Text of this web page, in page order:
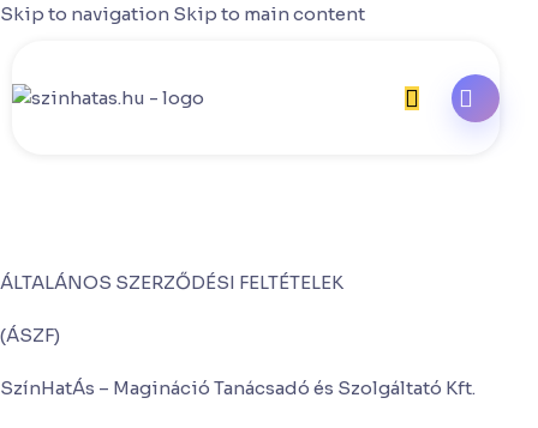
Skip to navigation Skip to main content
ÁLTALÁNOS SZERZŐDÉSI FELTÉTELEK
(ÁSZF)
SzínHatÁs – Magináció Tanácsadó és Szolgáltató Kft.